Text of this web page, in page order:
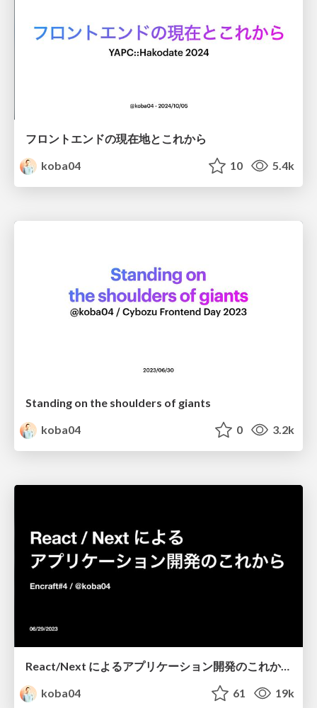
フロントエンドの現在地とこれから
koba04
10 5.4k
Standing on the shoulders of giants
koba04
0 3.2k
React/Next によるアプリケーション開発のこれから
koba04
61 19k